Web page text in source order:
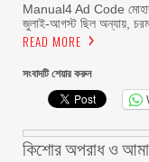
Manual4 Ad Code
জুলাই-আগস্ট ছিল অন্যায়,
READ MORE
সংবাদটি শেয়ার করুন
কিশোর অপরাধ ও